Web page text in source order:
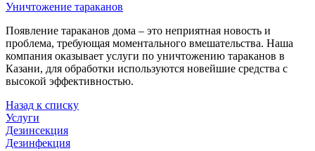
Уничтожение тараканов
Появление тараканов дома – это неприятная новость и
проблема, требующая моментального вмешательства. Наша
компания оказывает услуги по уничтожению тараканов в
Казани, для обработки используются новейшие средства с
высокой эффективностью.
Назад к списку
Услуги
Дезинсекция
Дезинфекция